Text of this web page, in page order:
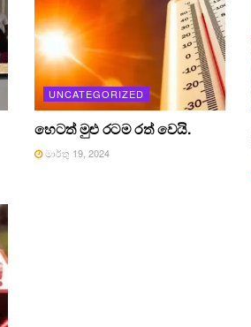
UNCATEGORIZED
හෙටත් මුළු රටම රත් වෙයි.
මාර්තු 19, 2024